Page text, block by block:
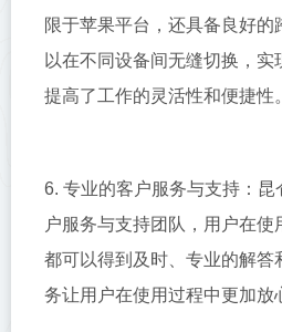
限于苹果平台，还具备良好
以在不同设备间无缝切换，实
提高了工作的灵活性和便捷性。
6. 专业的客户服务与支持：昆
户服务与支持团队，用户在
都可以得到及时、专业的解答
务让用户在使用过程中更加放